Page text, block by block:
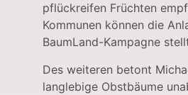
pflückreifen Früchten
Kommunen können die
BaumLand-Kampagne
Des weiteren betont
langlebige Obstbäume